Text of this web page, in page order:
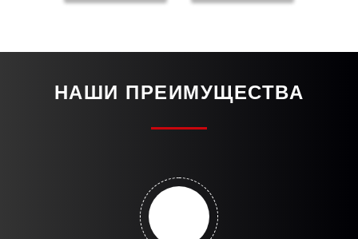
НАШИ ПРЕИМУЩЕСТВА